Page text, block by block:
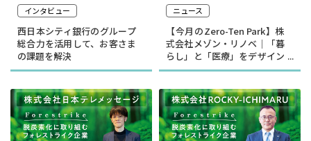
インタビュー
西日本シティ銀行のグループ
総合力を活用して、お客さま
の課題を解決
ニュース
【今月のZero-Ten Park】株
式会社メゾン・リノベ｜「暮
らし」と「医療」をデザイン
する